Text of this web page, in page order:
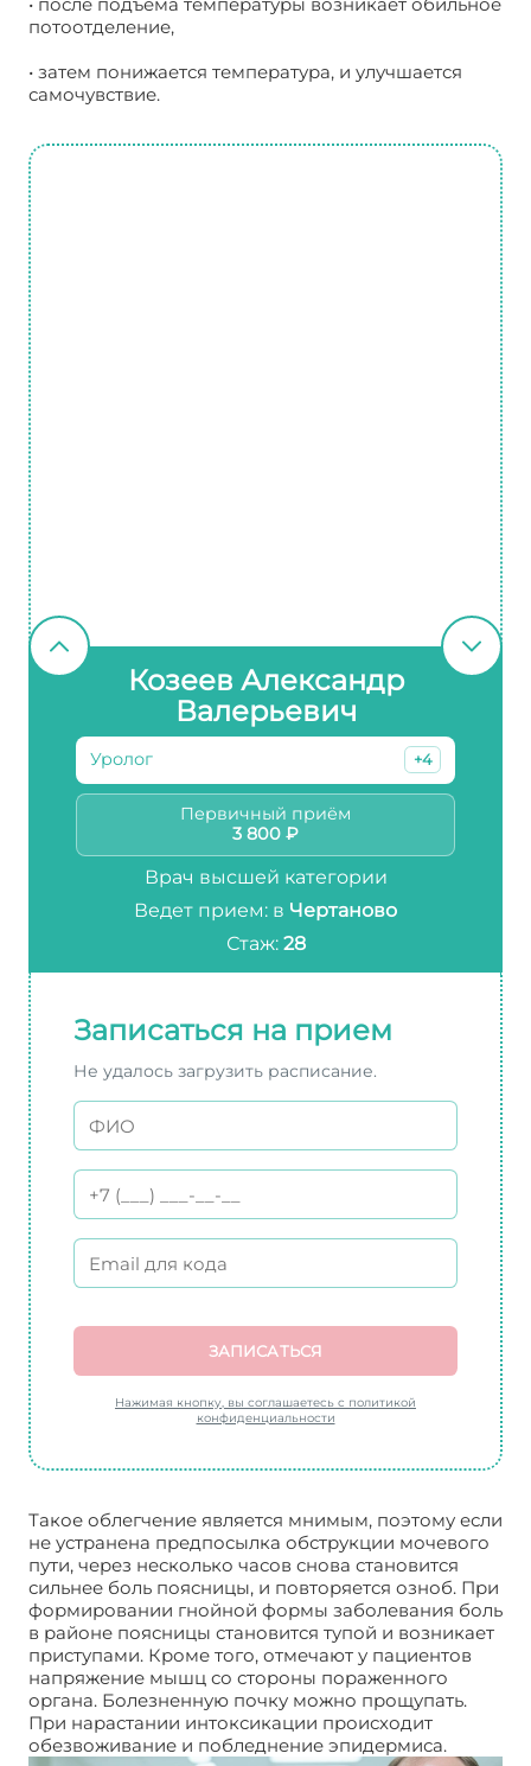
потоотделение,
• затем понижается температура, и улучшается
самочувствие.
Козеев Александр
Валерьевич
Уролог +4
Первичный приём
3 800 ₽
Врач высшей категории
Ведет прием: в Чертаново
Стаж: 28
Записаться на прием
Не удалось загрузить расписание.
ЗАПИСАТЬСЯ
Нажимая кнопку, вы соглашаетесь с политикой
конфиденциальности
Такое облегчение является мнимым, поэтому если
не устранена предпосылка обструкции мочевого
пути, через несколько часов снова становится
сильнее боль поясницы, и повторяется озноб. При
формировании гнойной формы заболевания боль
в районе поясницы становится тупой и возникает
приступами. Кроме того, отмечают у пациентов
напряжение мышц со стороны пораженного
органа. Болезненную почку можно прощупать.
При нарастании интоксикации происходит
обезвоживание и побледнение эпидермиса.